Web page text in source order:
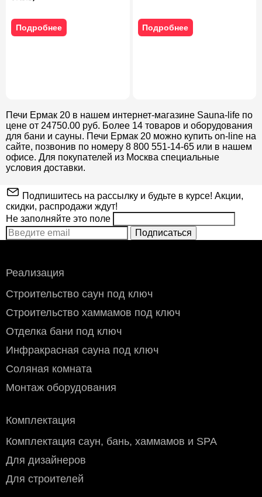
Подробнее Подробнее
Печи Ермак 20 в нашем интернет-магазине Sauna-life по
цене от 24750.00 руб. Более 14 товаров и оборудования
для бани и сауны. Печи Ермак 20 можно купить on-line на
сайте, позвонив по номеру 8 800 551-14-65 или в нашем
офисе. Для покупателей из Москва специальные
условия доставки.
Подпишитесь на рассылку и будьте в курсе! Акции,
скидки, распродажи ждут!
Не заполняйте это поле
Подписаться
Реализация
Строительство саун под ключ
Строительство хаммамов под ключ
Отделка бани под ключ
Инфракрасная сауна под ключ
Соляная комната
Монтаж оборудования
Комплектация
Комплектация саун, бань, хаммамов и SPA
Для дизайнеров
Для строителей